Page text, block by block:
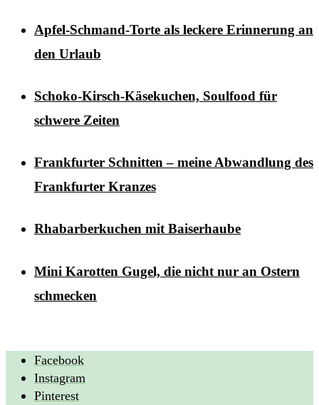
Apfel-Schmand-Torte als leckere Erinnerung an
den Urlaub
Schoko-Kirsch-Käsekuchen, Soulfood für
schwere Zeiten
Frankfurter Schnitten – meine Abwandlung des
Frankfurter Kranzes
Rhabarberkuchen mit Baiserhaube
Mini Karotten Gugel, die nicht nur an Ostern
schmecken
Facebook
Instagram
Pinterest